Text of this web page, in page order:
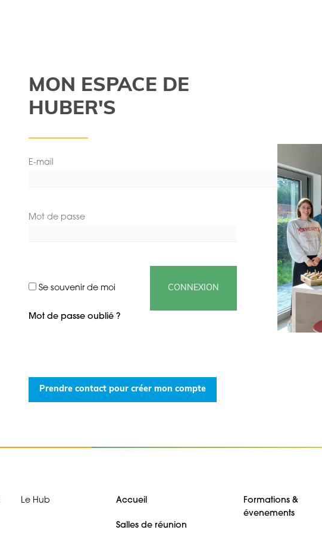
MON ESPACE DE
HUBER'S
E-mail
Mot de passe
Se souvenir de moi CONNEXION
Mot de passe oublié ?
Prendre contact pour créer mon compte
Accueil
Salles de réunion
Formations &
évenements